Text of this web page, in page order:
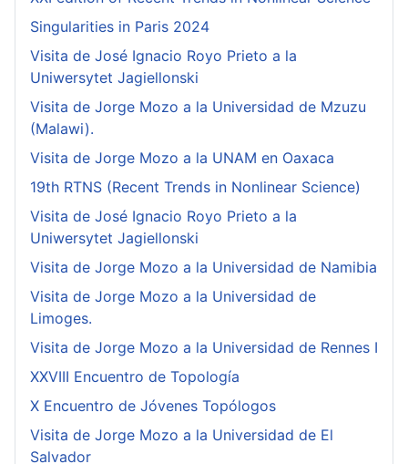
Singularities in Paris 2024
Visita de José Ignacio Royo Prieto a la
Uniwersytet Jagiellonski
Visita de Jorge Mozo a la Universidad de Mzuzu
(Malawi).
Visita de Jorge Mozo a la UNAM en Oaxaca
19th RTNS (Recent Trends in Nonlinear Science)
Visita de José Ignacio Royo Prieto a la
Uniwersytet Jagiellonski
Visita de Jorge Mozo a la Universidad de Namibia
Visita de Jorge Mozo a la Universidad de
Limoges.
Visita de Jorge Mozo a la Universidad de Rennes I
XXVIII Encuentro de Topología
X Encuentro de Jóvenes Topólogos
Visita de Jorge Mozo a la Universidad de El
Salvador